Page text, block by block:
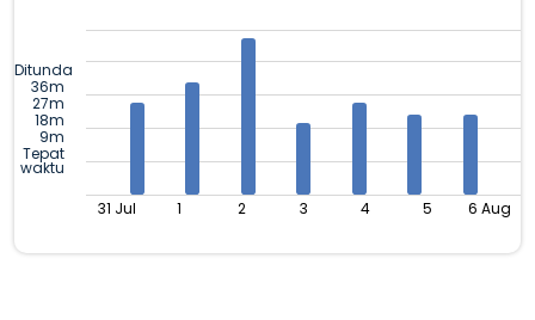
Ditunda
36m
27m
18m
9m
Tepat
waktu
31 Jul 1 2 3 4 5 6 Aug